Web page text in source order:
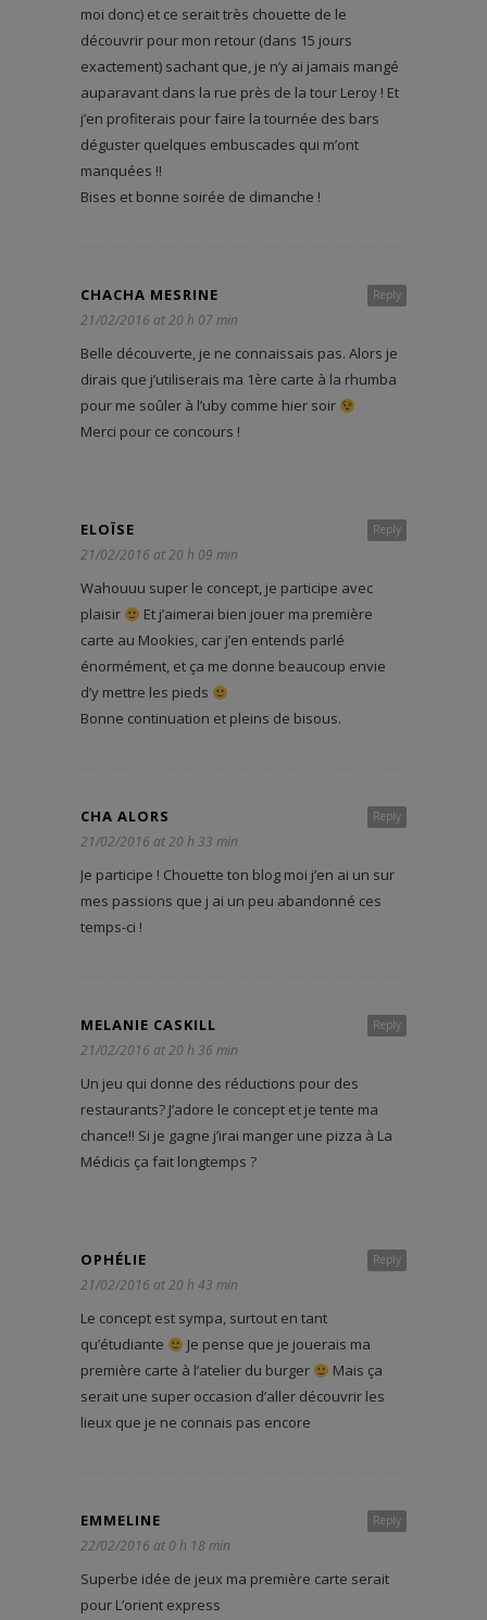
moi donc) et ce serait très chouette de le
découvrir pour mon retour (dans 15 jours
exactement) sachant que, je n’y ai jamais mangé
auparavant dans la rue près de la tour Leroy ! Et
j’en profiterais pour faire la tournée des bars
déguster quelques embuscades qui m’ont
manquées !!
Bises et bonne soirée de dimanche !
Reply
CHACHA MESRINE
21/02/2016 at 20 h 07 min
Belle découverte, je ne connaissais pas. Alors je
dirais que j’utiliserais ma 1ère carte à la rhumba
pour me soûler à l’uby comme hier soir
Merci pour ce concours !
Reply
ELOÏSE
21/02/2016 at 20 h 09 min
Wahouuu super le concept, je participe avec
plaisir
Et j’aimerai bien jouer ma première
carte au Mookies, car j’en entends parlé
énormément, et ça me donne beaucoup envie
d’y mettre les pieds
Bonne continuation et pleins de bisous.
Reply
CHA ALORS
21/02/2016 at 20 h 33 min
Je participe ! Chouette ton blog moi j’en ai un sur
mes passions que j ai un peu abandonné ces
temps-ci !
Reply
MELANIE CASKILL
21/02/2016 at 20 h 36 min
Un jeu qui donne des réductions pour des
restaurants? J’adore le concept et je tente ma
chance!! Si je gagne j’irai manger une pizza à La
Médicis ça fait longtemps ?
Reply
OPHÉLIE
21/02/2016 at 20 h 43 min
Le concept est sympa, surtout en tant
qu’étudiante
Je pense que je jouerais ma
première carte à l’atelier du burger
Mais ça
serait une super occasion d’aller découvrir les
lieux que je ne connais pas encore
Reply
EMMELINE
22/02/2016 at 0 h 18 min
Superbe idée de jeux ma première carte serait
pour L’orient express